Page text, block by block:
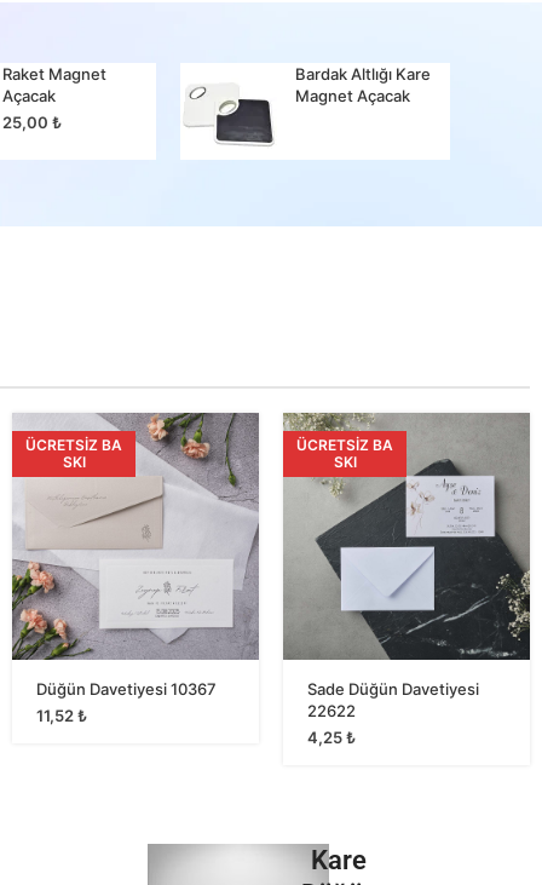
Raket Magnet
Açacak
25,00₺
Bardak Altlığı Kare
Magnet Açacak
ÜCRETSIZ BA
SKI
Düğün Davetiyesi 10367
11,52₺
ÜCRETSIZ BA
SKI
Sade Düğün Davetiyesi
22622
4,25₺
Kare